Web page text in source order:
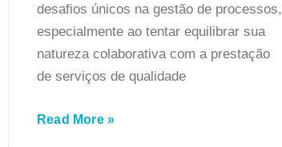
desafios únicos na gestão de processos,
especialmente ao tentar equilibrar sua
natureza colaborativa com a prestação
de serviços de qualidade
Read More »